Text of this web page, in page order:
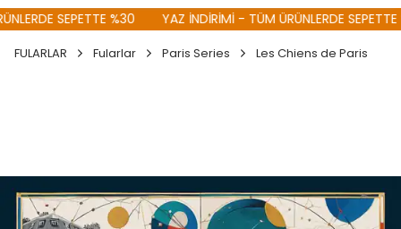
SEPETTE %30 YAZ İNDİRİMİ - TÜM ÜRÜNLERDE SEPETTE
FULARLAR Fularlar Paris Series Les Chiens de Paris